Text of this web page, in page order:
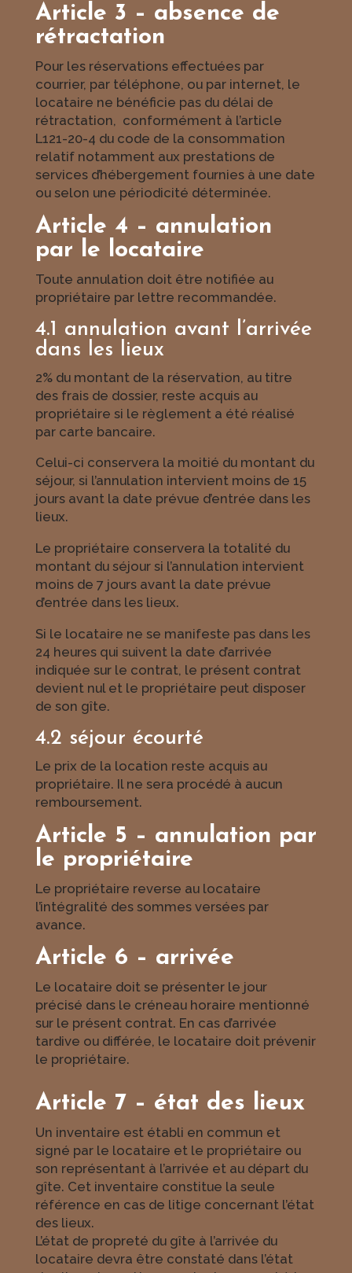
Article 3 – absence de
rétractation
Pour les réservations effectuées par
courrier, par téléphone, ou par internet, le
locataire ne bénéficie pas du délai de
rétractation, conformément à l’article
L121-20-4 du code de la consommation
relatif notamment aux prestations de
services d’hébergement fournies à une date
ou selon une périodicité déterminée.
Article 4 – annulation
par le locataire
Toute annulation doit être notifiée au
propriétaire par lettre recommandée.
4.1 annulation avant l’arrivée
dans les lieux
2% du montant de la réservation, au titre
des frais de dossier, reste acquis au
propriétaire si le règlement a été réalisé
par carte bancaire.
Celui-ci conservera la moitié du montant du
séjour, si l’annulation intervient moins de 15
jours avant la date prévue d’entrée dans les
lieux.
Le propriétaire conservera la totalité du
montant du séjour si l’annulation intervient
moins de 7 jours avant la date prévue
d’entrée dans les lieux.
Si le locataire ne se manifeste pas dans les
24 heures qui suivent la date d’arrivée
indiquée sur le contrat, le présent contrat
devient nul et le propriétaire peut disposer
de son gîte.
4.2 séjour écourté
Le prix de la location reste acquis au
propriétaire. Il ne sera procédé à aucun
remboursement.
Article 5 – annulation par
le propriétaire
Le propriétaire reverse au locataire
l’intégralité des sommes versées par
avance.
Article 6 – arrivée
Le locataire doit se présenter le jour
précisé dans le créneau horaire mentionné
sur le présent contrat. En cas d’arrivée
tardive ou différée, le locataire doit prévenir
le propriétaire.
Article 7 – état des lieux
Un inventaire est établi en commun et
signé par le locataire et le propriétaire ou
son représentant à l’arrivée et au départ du
gîte. Cet inventaire constitue la seule
référence en cas de litige concernant l’état
des lieux.
L’état de propreté du gîte à l’arrivée du
locataire devra être constaté dans l’état